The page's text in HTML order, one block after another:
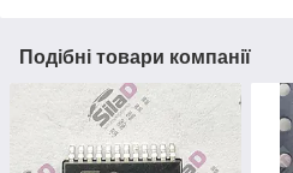
Подібні товари компанії